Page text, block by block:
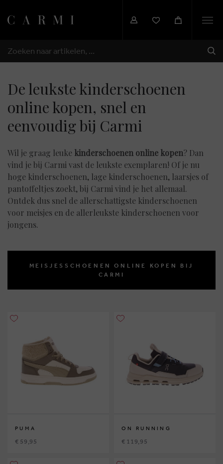
ZOEKEN
De leukste kinderschoenen
online kopen, snel en
eenvoudig bij Carmi
Wil je graag leuke kinderschoenen online kopen? Dan
vind je bij Carmi vast de leukste exemplaren! Of je nu
hoge kinderschoenen, lage kinderschoenen, laarsjes of
pantoffeltjes zoekt, bij Carmi vind je het allemaal.
Ontdek dus snel de allerschattigste kinderschoenen
voor meisjes en de allerleukste kinderschoenen voor
jongens.
MEISJESSCHOENEN ONLINE KOPEN BIJ
CARMI
PUMA
€ 59,95
ON RUNNING
€ 119,95